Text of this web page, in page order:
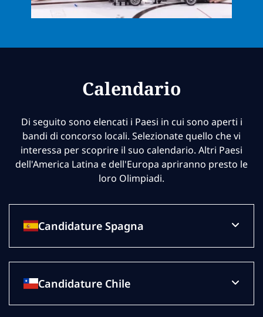
Calendario
Di seguito sono elencati i Paesi in cui sono aperti i
bandi di concorso locali. Selezionate quello che vi
interessa per scoprire il suo calendario. Altri Paesi
dell'America Latina e dell'Europa apriranno presto le
loro Olimpiadi.
Candidature Spagna
Candidature Chile